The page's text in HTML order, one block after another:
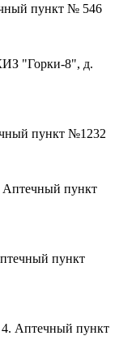
пункт № 546
"Горки-8", д.
пункт №1232
Аптечный пункт
пункт
4. Аптечный пункт